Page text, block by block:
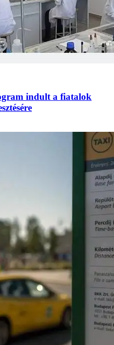
indult a fiatalok